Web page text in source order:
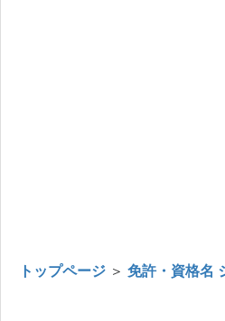
トップページ ＞ 免許・資格名